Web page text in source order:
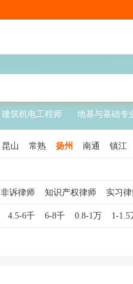
建筑机电工程师 地基与基础专
昆山 常熟 扬州 南通 镇江
非诉律师 知识产权律师 实习律
法务经理 合伙人律师 合规专
4.5-6千 6-8千 0.8-1万 1-1.5